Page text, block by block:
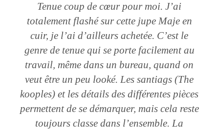
Tenue coup de cœur pour moi. J’ai
totalement flashé sur cette jupe Maje en
cuir, je l’ai d’ailleurs achetée. C’est le
genre de tenue qui se porte facilement au
travail, même dans un bureau, quand on
veut être un peu looké. Les santiags (The
kooples) et les détails des différentes pièces
permettent de se démarquer, mais cela reste
toujours classe dans l’ensemble. La